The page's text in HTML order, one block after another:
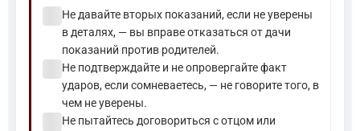
Не давайте вторых показаний, если не уверены
в деталях, — вы вправе отказаться от дачи
показаний против родителей.
Не подтверждайте и не опровергайте факт
ударов, если сомневаетесь, — не говорите того, в
чем не уверены.
Не пытайтесь договориться с отцом или